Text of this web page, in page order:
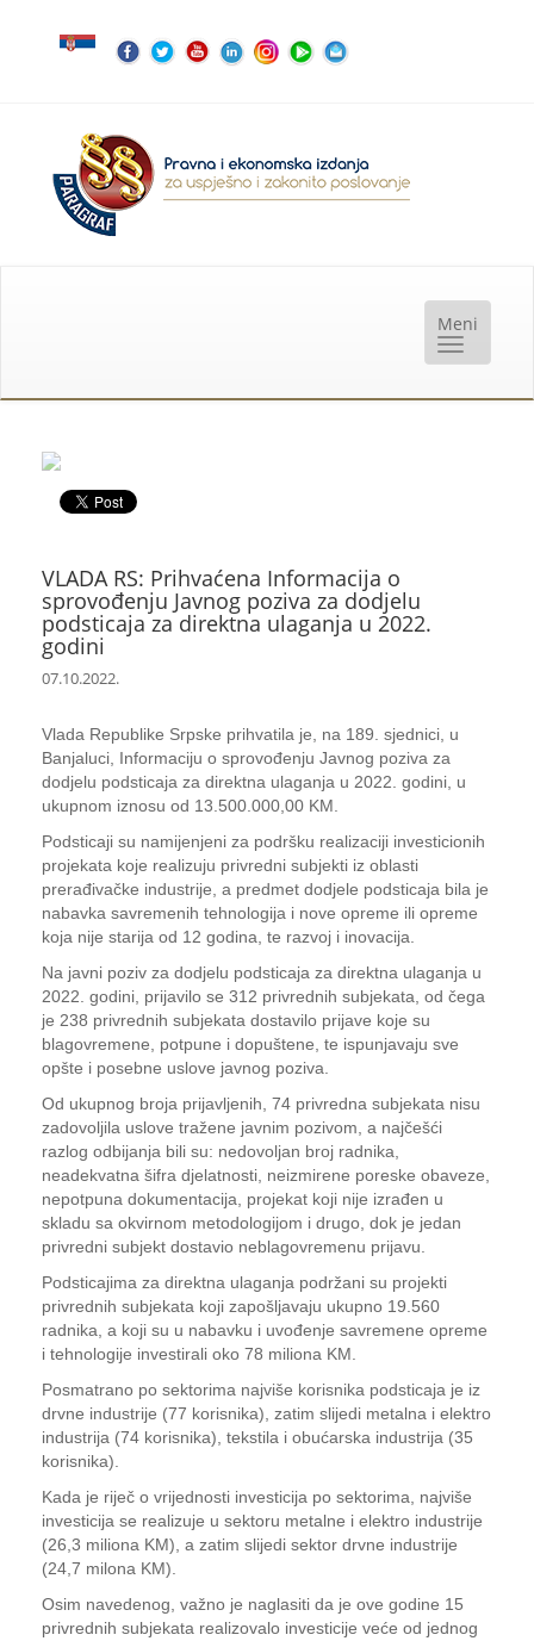
VLADA RS: Prihvaćena Informacija o
sprovođenju Javnog poziva za dodjelu
podsticaja za direktna ulaganja u 2022.
godini
07.10.2022.
Vlada Republike Srpske prihvatila je, na 189. sjednici, u
Banjaluci, Informaciju o sprovođenju Javnog poziva za
dodjelu podsticaja za direktna ulaganja u 2022. godini, u
ukupnom iznosu od 13.500.000,00 KM.
Podsticaji su namijenjeni za podršku realizaciji investicionih
projekata koje realizuju privredni subjekti iz oblasti
prerađivačke industrije, a predmet dodjele podsticaja bila je
nabavka savremenih tehnologija i nove opreme ili opreme
koja nije starija od 12 godina, te razvoj i inovacija.
Na javni poziv za dodjelu podsticaja za direktna ulaganja u
2022. godini, prijavilo se 312 privrednih subjekata, od čega
je 238 privrednih subjekata dostavilo prijave koje su
blagovremene, potpune i dopuštene, te ispunjavaju sve
opšte i posebne uslove javnog poziva.
Od ukupnog broja prijavljenih, 74 privredna subjekata nisu
zadovoljila uslove tražene javnim pozivom, a najčešći
razlog odbijanja bili su: nedovoljan broj radnika,
neadekvatna šifra djelatnosti, neizmirene poreske obaveze,
nepotpuna dokumentacija, projekat koji nije izrađen u
skladu sa okvirnom metodologijom i drugo, dok je jedan
privredni subjekt dostavio neblagovremenu prijavu.
Podsticajima za direktna ulaganja podržani su projekti
privrednih subjekata koji zapošljavaju ukupno 19.560
radnika, a koji su u nabavku i uvođenje savremene opreme
i tehnologije investirali oko 78 miliona KM.
Posmatrano po sektorima najviše korisnika podsticaja je iz
drvne industrije (77 korisnika), zatim slijedi metalna i elektro
industrija (74 korisnika), tekstila i obućarska industrija (35
korisnika).
Kada je riječ o vrijednosti investicija po sektorima, najviše
investicija se realizuje u sektoru metalne i elektro industrije
(26,3 miliona KM), a zatim slijedi sektor drvne industrije
(24,7 milona KM).
Osim navedenog, važno je naglasiti da je ove godine 15
privrednih subjekata realizovalo investicije veće od jednog